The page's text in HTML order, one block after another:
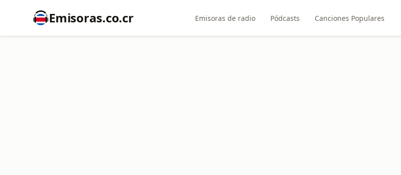
Emisoras.co.cr Emisoras de radio Pódcasts Canciones Populares